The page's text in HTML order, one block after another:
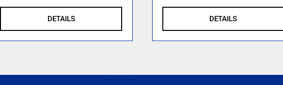
DETAILS DETAILS